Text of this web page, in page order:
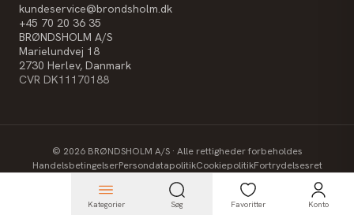
Kategorier Søg Favoritter Konto
kundeservice@brondsholm.dk
+45 70 20 36 35
BRØNDSHOLM A/S
Marielundvej 18
2730 Herlev, Danmark
CVR DK11170188
© 2026BRØNDSHOLM A/S · Alle rettigheder forbeholdes
HandelsbetingelserPersondatapolitikCookiepolitikFortrydelsesret